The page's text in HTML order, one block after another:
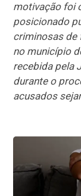
motivação foi
posicionado
criminosas de
no município
recebida pela
durante o
acusados